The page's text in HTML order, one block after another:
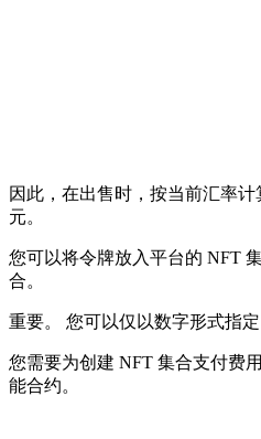
因此，在出售时，按当前汇率计
元。
您可以将令牌放入平台的 NFT
合。
重要。 您可以仅以数字形式指定
您需要为创建 NFT 集合支付费
能合约。